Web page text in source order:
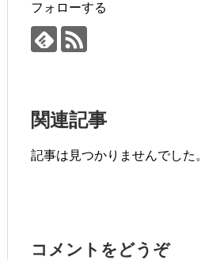
フォローする
関連記事
記事は見つかりませんでした。
コメントをどうぞ